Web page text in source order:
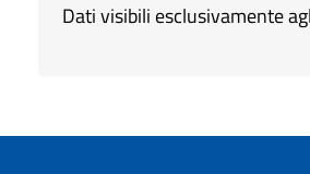
Dati visibili esclusivamente